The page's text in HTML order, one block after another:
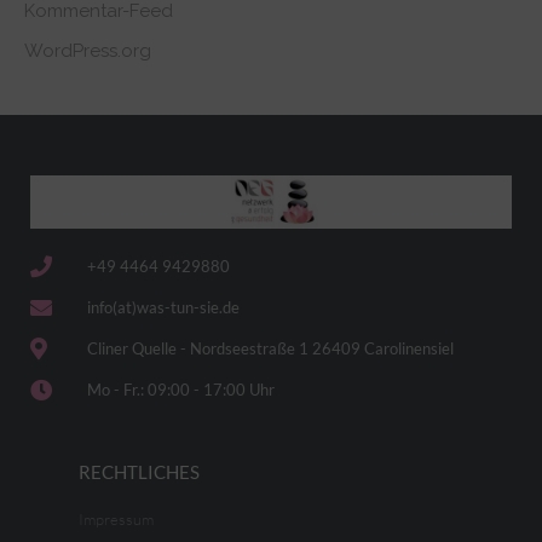
Kommentar-Feed
WordPress.org
+49 4464 9429880
info(at)was-tun-sie.de
Cliner Quelle - Nordseestraße 1 26409 Carolinensiel
Mo - Fr.: 09:00 - 17:00 Uhr
RECHTLICHES